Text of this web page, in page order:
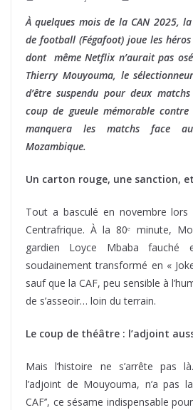
À quelques mois de la CAN 2025,
de football (Fégafoot) joue les
dont même Netflix n’aurait pas
Thierry Mouyouma, le
d’être suspendu pour deux
coup de gueule mémorable
manquera les matchs face
Mozambique.
Un carton rouge, une sanction,
Tout a basculé en novembre lors
Centrafrique. À la 80ᵉ minute,
gardien Loyce Mbaba fauché
soudainement transformé en «
sauf que la CAF, peu sensible à
de s’asseoir… loin du terrain.
Le coup de théâtre : l’adjoint
Mais l’histoire ne s’arrête pas
l’adjoint de Mouyouma, n’a pas
CAF’’, ce sésame indispensable